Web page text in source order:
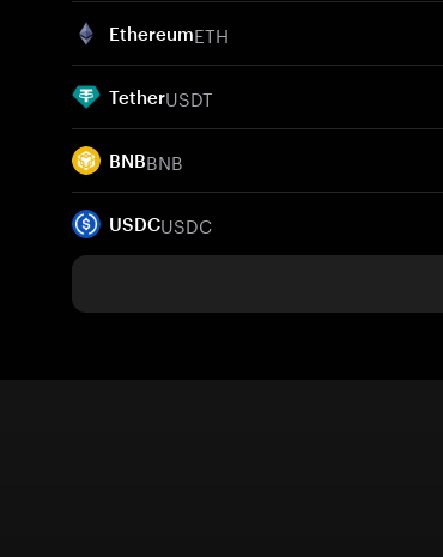
EthereumETH
TetherUSDT
BNBBNB
USDCUSDC